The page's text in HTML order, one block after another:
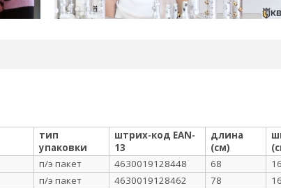
тип
упаковки
штрих-код EAN-
13
длина
(см)
п/э пакет 4630019128448 68 16
п/э пакет 4630019128462 78 16